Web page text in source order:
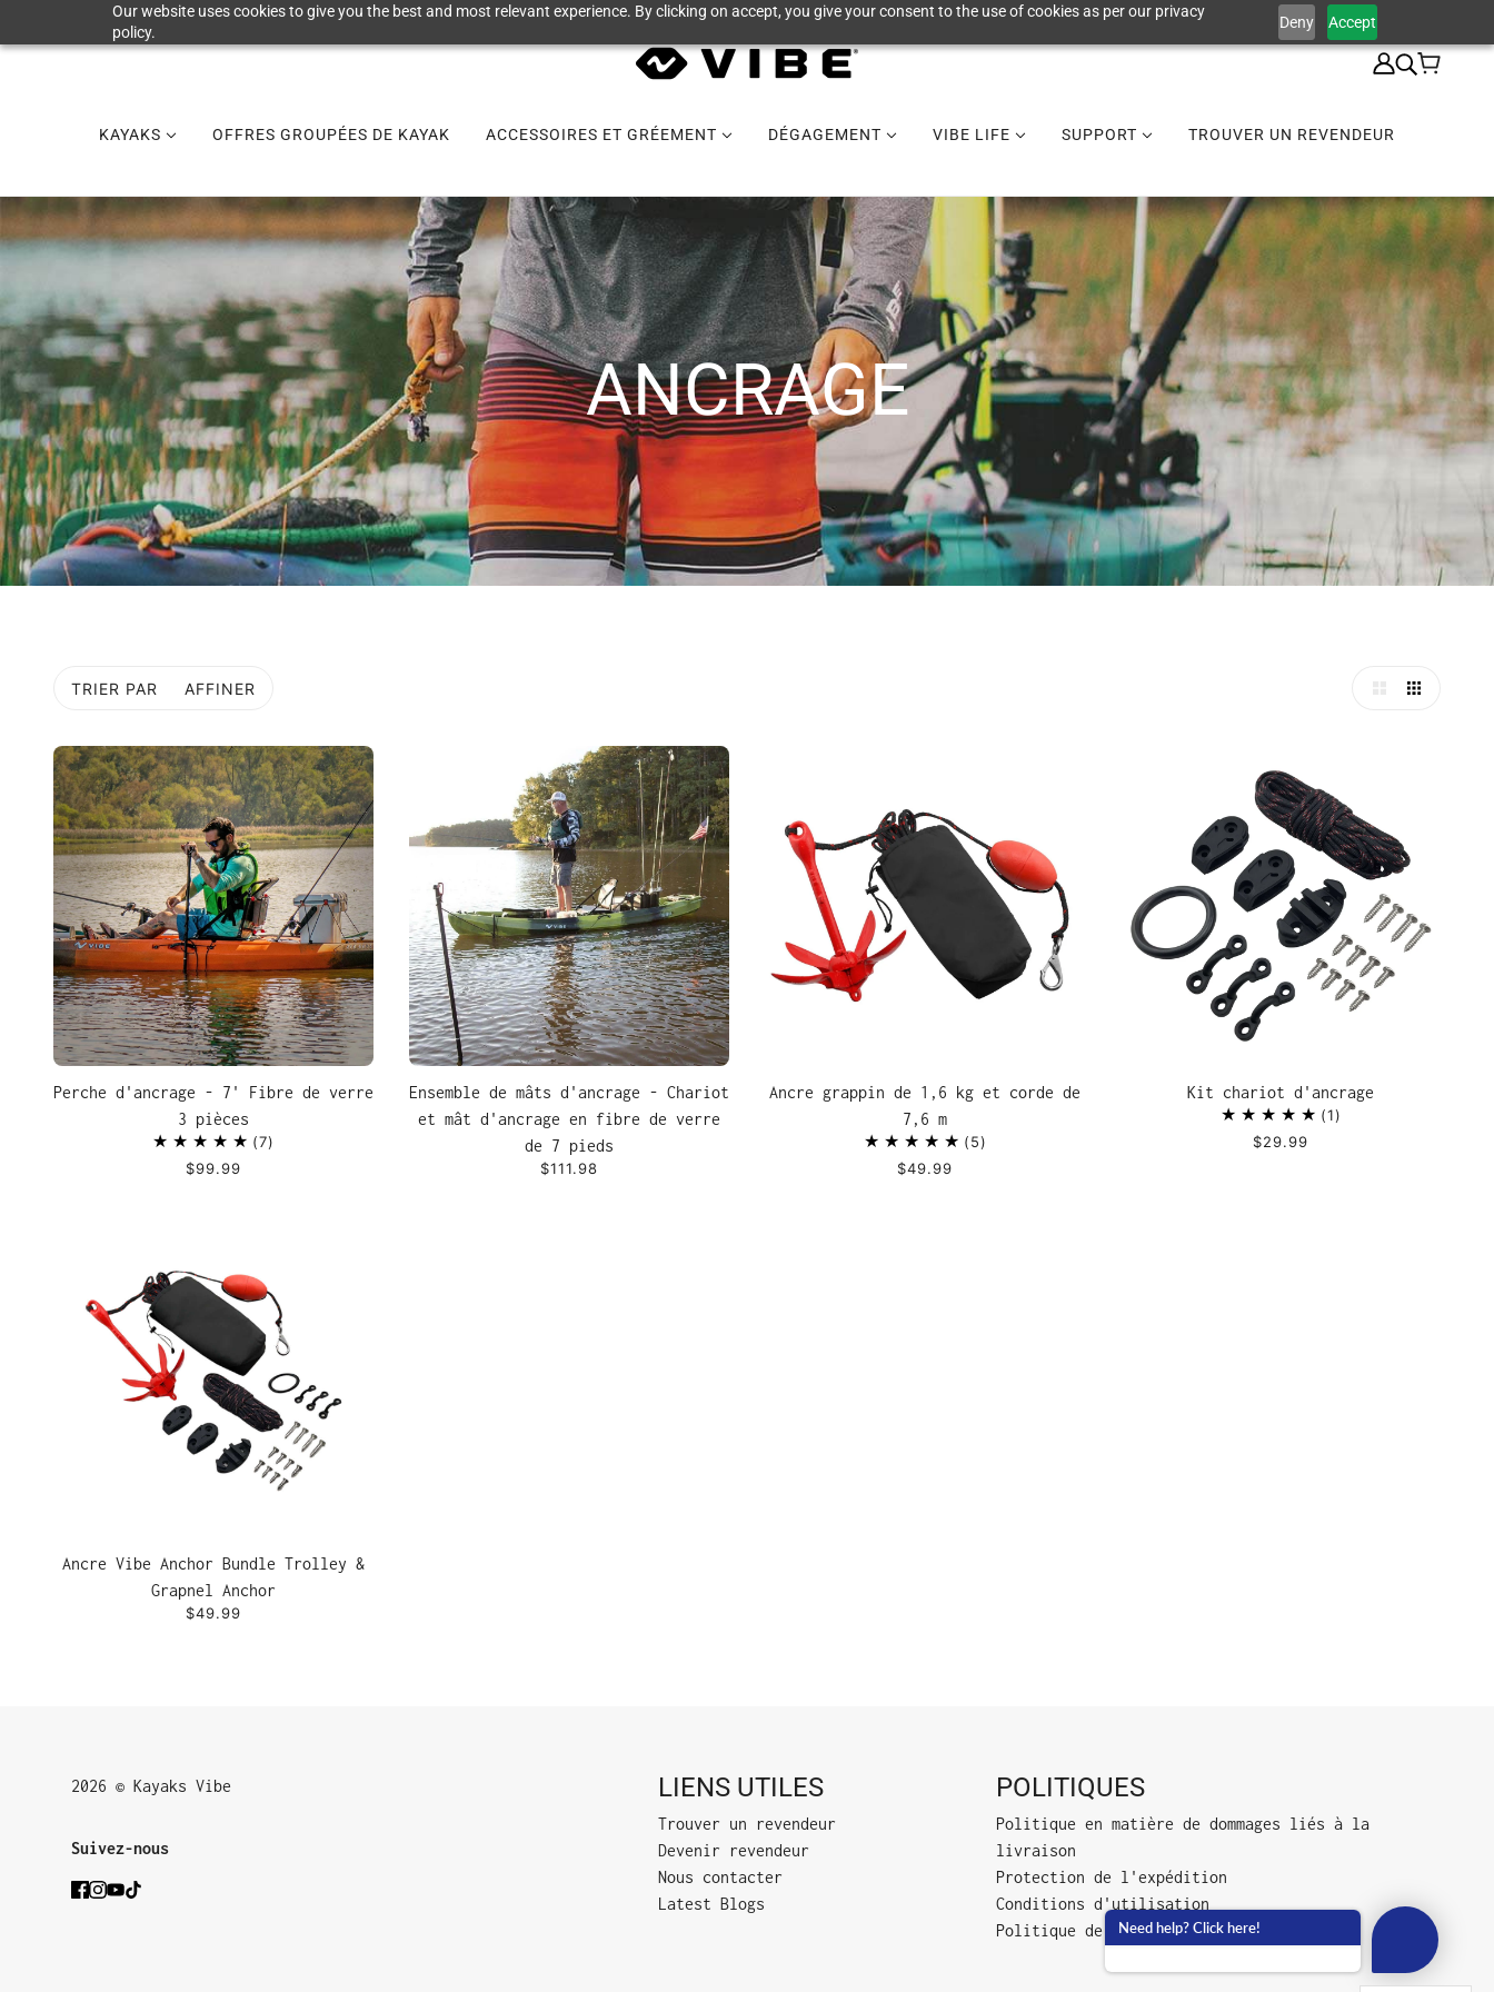
Our website uses cookies to give you the best and most relevant experience. By clicking on accept, you give your consent to the use of cookies as per our privacy
policy.
Deny Accept
KAYAKS OFFRES GROUPÉES DE KAYAK ACCESSOIRES ET GRÉEMENT DÉGAGEMENT VIBE LIFE SUPPORT TROUVER UN REVENDEUR
ANCRAGE
TRIER PAR AFFINER
Perche d'ancrage - 7' Fibre de verre
3 pièces
7
$99.99
Ensemble de mâts d'ancrage - Chariot
et mât d'ancrage en fibre de verre
de 7 pieds
$111.98
Ancre grappin de 1,6 kg et corde de
7,6 m
5
$49.99
Kit chariot d'ancrage
1
$29.99
Ancre Vibe Anchor Bundle Trolley &
Grapnel Anchor
$49.99
2026 © Kayaks Vibe
Suivez-nous
LIENS UTILES
Trouver un revendeur
Devenir revendeur
Nous contacter
Latest Blogs
POLITIQUES
Politique en matière de dommages liés à la
livraison
Protection de l'expédition
Conditions d'utilisation
Politique de confidentialité
Need help? Click here!